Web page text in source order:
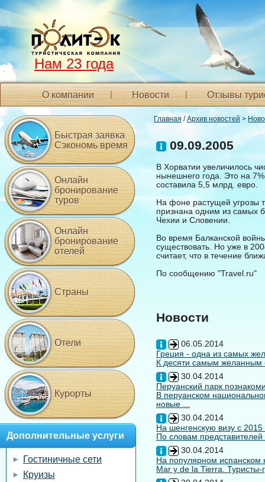
Нам 23 года
О компании Новости Отзывы
Главная /Архив новостей >
09.09.2005
В Хорватии увеличилось
нынешнего года. Это на
составила 5,5 млрд. евро.
На фоне растущей угрозы
признана одним из самых
Чехии и Словении.
Во время Балканской
существовать. Но уже в
считает, что в течение
По сообщению "Travel.ru"
Новости
06.05.2014
Греция - одна из самых
К десяти самым желанным
30.04.2014
Перуанский парк
В перуанском
новые ...
30.04.2014
На шенгенскую визу с 2015
По словам
30.04.2014
На популярном испанском
Mar y de la Tierra. Туристы-
Быстрая заявка
Сэкономь время
Онлайн
бронирование
туров
Онлайн
бронирование
отелей
Страны
Отели
Курорты
Дополнительные услуги
Гостиничные сети
Круизы